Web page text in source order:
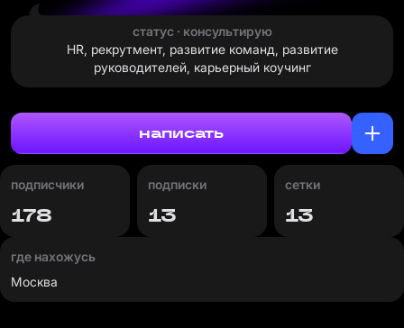
статус · консультирую
HR, рекрутмент, развитие команд, развитие
руководителей, карьерный коучинг
написать
подписчики
178
подписки
13
сетки
13
где нахожусь
Москва